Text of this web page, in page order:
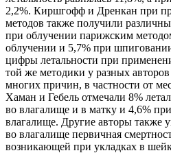
2,2%. Киршгофф и Дренкан при
методов также получили
при облучении парижским
облучении и 5,7% при
цифры летальности при
той же методики у разных авторов
многих причин, в частности от
Хаман и Гебель отмечали 8%
во влагалище и в матку и 4,6%
влагалище. Другие авторы также
во влагалище первичная
возникающей при укладках в